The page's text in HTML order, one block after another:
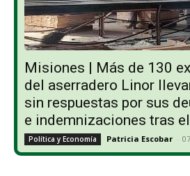
Misiones | Más de 130
del aserradero Linor
sin respuestas por sus
e indemnizaciones tras
Política y Economía Patricia Escobar -